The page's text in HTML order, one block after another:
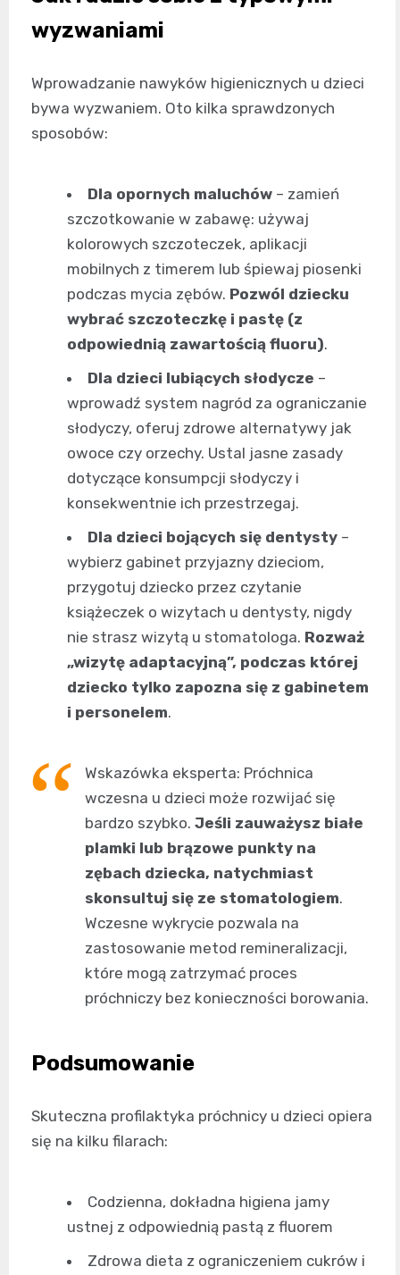
wyzwaniami
Wprowadzanie nawyków higienicznych u dzieci
bywa wyzwaniem. Oto kilka sprawdzonych
sposobów:
Dla opornych maluchów – zamień
szczotkowanie w zabawę: używaj
kolorowych szczoteczek, aplikacji
mobilnych z timerem lub śpiewaj piosenki
podczas mycia zębów. Pozwól dziecku
wybrać szczoteczkę i pastę (z
odpowiednią zawartością fluoru).
Dla dzieci lubiących słodycze –
wprowadź system nagród za ograniczanie
słodyczy, oferuj zdrowe alternatywy jak
owoce czy orzechy. Ustal jasne zasady
dotyczące konsumpcji słodyczy i
konsekwentnie ich przestrzegaj.
Dla dzieci bojących się dentysty –
wybierz gabinet przyjazny dzieciom,
przygotuj dziecko przez czytanie
książeczek o wizytach u dentysty, nigdy
nie strasz wizytą u stomatologa. Rozważ
„wizytę adaptacyjną”, podczas której
dziecko tylko zapozna się z gabinetem
i personelem.
Wskazówka eksperta: Próchnica
wczesna u dzieci może rozwijać się
bardzo szybko. Jeśli zauważysz białe
plamki lub brązowe punkty na
zębach dziecka, natychmiast
skonsultuj się ze stomatologiem.
Wczesne wykrycie pozwala na
zastosowanie metod remineralizacji,
które mogą zatrzymać proces
próchniczy bez konieczności borowania.
Podsumowanie
Skuteczna profilaktyka próchnicy u dzieci opiera
się na kilku filarach:
Codzienna, dokładna higiena jamy
ustnej z odpowiednią pastą z fluorem
Zdrowa dieta z ograniczeniem cukrów i